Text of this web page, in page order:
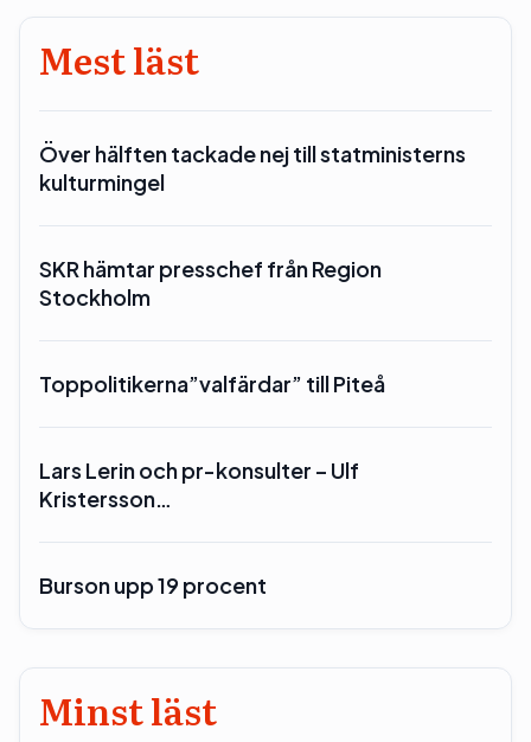
Mest läst
Över hälften tackade nej till statministerns
kulturmingel
SKR hämtar presschef från Region
Stockholm
Toppolitikerna”valfärdar” till Piteå
Lars Lerin och pr-konsulter – Ulf
Kristersson…
Burson upp 19 procent
Minst läst